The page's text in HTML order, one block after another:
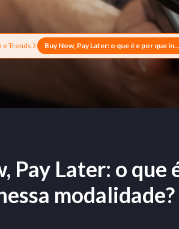
e Trends Buy Now, Pay Later: o que é e por que investir nessa modalidade?
Pay Later: o que
modalidade?